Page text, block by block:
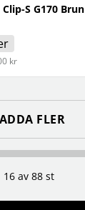
S G170 Brun
kr
FLER
16 av 88 st